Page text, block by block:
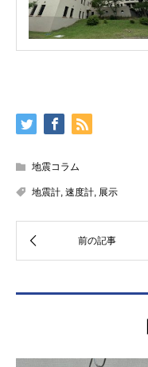
地震コラム
地震計, 速度計, 展示